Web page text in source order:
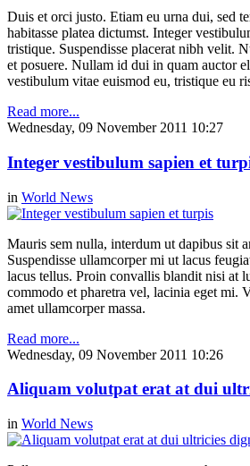
Duis et orci justo. Etiam eu urna dui, sed
habitasse platea dictumst. Integer
tristique. Suspendisse placerat nibh velit.
et posuere. Nullam id dui in quam auctor
vestibulum vitae euismod eu, tristique eu
Read more...
Wednesday, 09 November 2011 10:27
Integer vestibulum sapien et
in World News
Mauris sem nulla, interdum ut dapibus sit
Suspendisse ullamcorper mi ut lacus
lacus tellus. Proin convallis blandit nisi at
commodo et pharetra vel, lacinia eget mi.
amet ullamcorper massa.
Read more...
Wednesday, 09 November 2011 10:26
Aliquam volutpat erat at dui
in World News